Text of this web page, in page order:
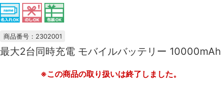
商品番号：2302001
最大2台同時充電 モバイルバッテリー 10000mAh
※この商品の取り扱いは終了しました。